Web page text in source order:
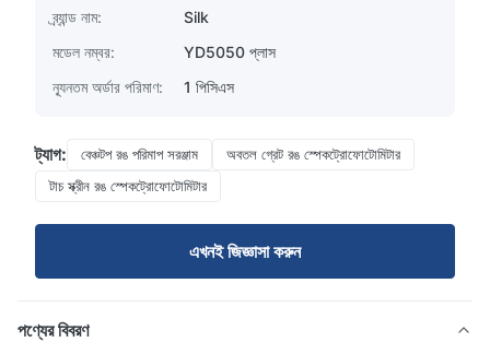
ব্র্যান্ড নাম:
Silk
মডেল নম্বর:
YD5050 প্লাস
ন্যূনতম অর্ডার পরিমাণ:
1 পিসিএস
ট্যাগ: বেঞ্চটপ রঙ পরিমাপ সরঞ্জাম
অবতল গ্রেট রঙ স্পেকট্রোফোটোমিটার
টাচ স্ক্রীন রঙ স্পেকট্রোফোটোমিটার
এখনই জিজ্ঞাসা করুন
পণ্যের বিবরণ